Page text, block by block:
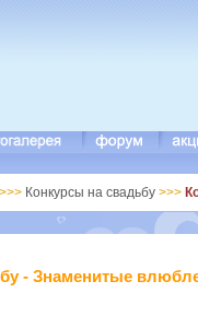
>>> Конкурсы на свадьбу >>>
- Знаменитые